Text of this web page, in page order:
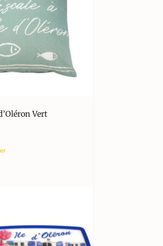
Vert